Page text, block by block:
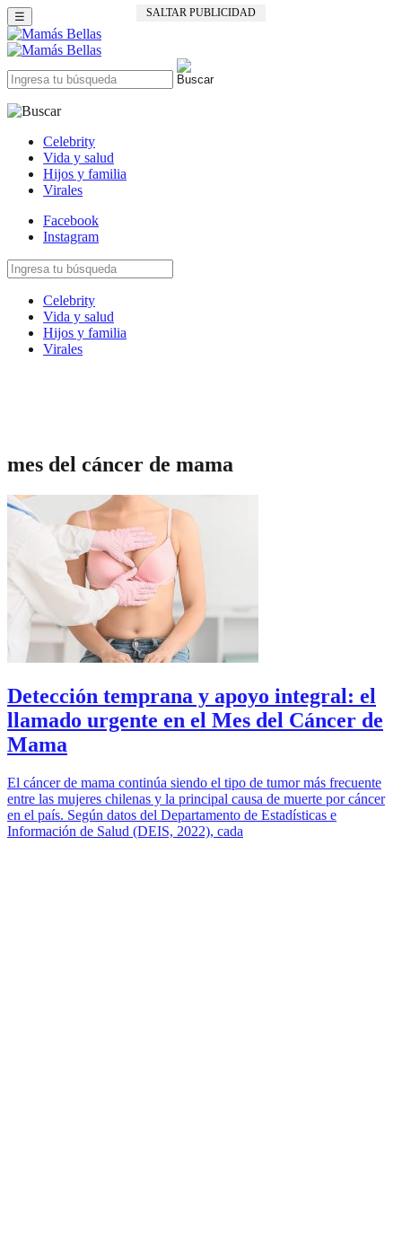
SALTAR PUBLICIDAD
☰
Celebrity
Vida y salud
Hijos y familia
Virales
Facebook
Instagram
Celebrity
Vida y salud
Hijos y familia
Virales
mes del cáncer de mama
Detección temprana y apoyo integral: el
llamado urgente en el Mes del Cáncer de
Mama
El cáncer de mama continúa siendo el tipo de tumor más frecuente
entre las mujeres chilenas y la principal causa de muerte por cáncer
en el país. Según datos del Departamento de Estadísticas e
Información de Salud (DEIS, 2022), cada